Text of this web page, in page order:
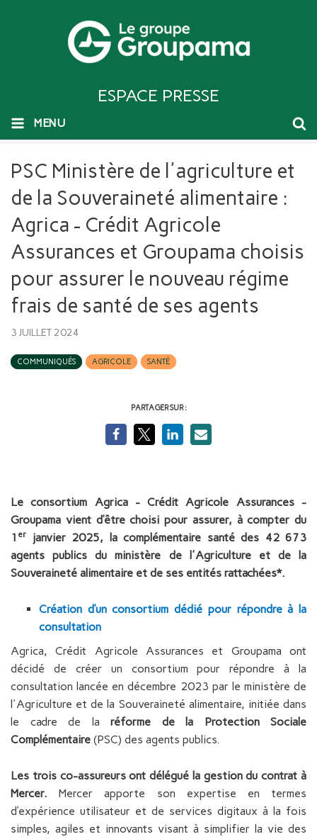
ESPACE PRESSE
MENU
PSC Ministère de l'agriculture et
de la Souveraineté alimentaire :
Agrica - Crédit Agricole
Assurances et Groupama choisis
pour assurer le nouveau régime
frais de santé de ses agents
3 JUILLET 2024
COMMUNIQUÉS AGRICOLE SANTÉ
PARTAGER SUR :
Le consortium Agrica - Crédit Agricole Assurances -
Groupama vient d’être choisi pour assurer, à compter du
1 er
janvier 2025, la complémentaire santé des 42 673
agents publics du ministère de l'Agriculture et de la
Souveraineté alimentaire et de ses entités rattachées*.
Création d’un consortium dédié pour répondre à la
consultation
Agrica, Crédit Agricole Assurances et Groupama ont
décidé de créer un consortium pour répondre à la
consultation lancée en décembre 2023 par le ministère de
l'Agriculture et de la Souveraineté alimentaire, initiée dans
le cadre de la réforme de la Protection Sociale
Complémentaire (PSC) des agents publics.
Les trois co-assureurs ont délégué la gestion du contrat à
Mercer.Mercer apporte son expertise en termes
d’expérience utilisateur et de services digitaux à la fois
simples, agiles et innovants visant à simplifier la vie des